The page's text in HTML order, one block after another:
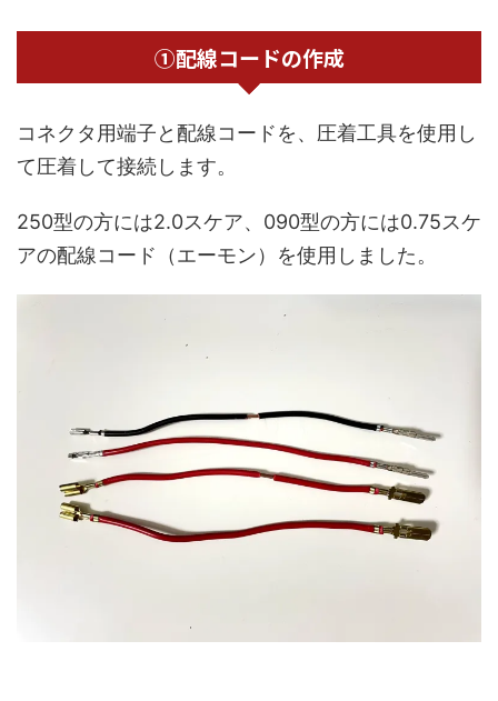
①配線コードの作成
コネクタ用端子と配線コードを、圧着工具を使用し
て圧着して接続します。
250型の方には2.0スケア、090型の方には0.75スケ
アの配線コード（エーモン）を使用しました。